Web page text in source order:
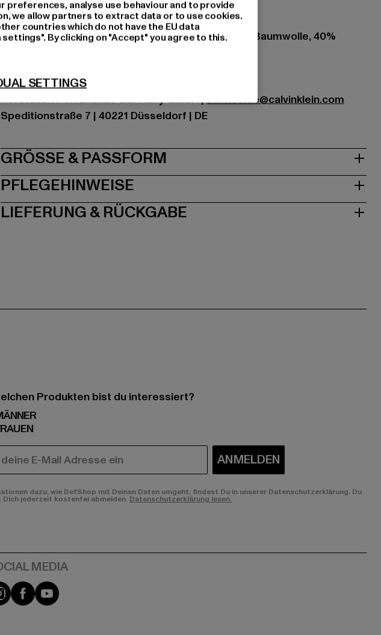
Farbe: bunt
Hersteller Farbe: blue
Materialzusammensetzung: 100% Polyester, 60% Baumwolle, 40%
Hersteller: PVH Brands Germany GmbH |service.de@calvinklein.com
Speditionstraße 7 | 40221 Düsseldorf | DE
GRÖSSE & PASSFORM
PFLEGEHINWEISE
LIEFERUNG & RÜCKGABE
Produkten bist du interessiert?
ANMELDEN
dazu, wie DefShop mit Deinen Daten umgeht, findest Du in unserer Datenschutzerklärung. Du
Dich jederzeit kostenfei abmelden. Datenschutzerklärung lesen.
Instagram
FacebookYouTube
preferences, analyse use behaviour and to provide
we allow partners to extract data or to use cookies.
countries which do not have the EU data
By clicking on "Accept" you agree to this.
SETTINGS